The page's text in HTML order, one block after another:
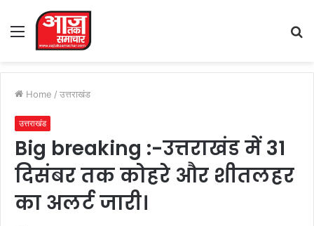
Menu
Home / उत्तराखंड
उत्तराखंड
Big breaking :-उत्तराखंड में 31
दिसंबर तक कोहरे और शीतलहर
का अलर्ट जारी।